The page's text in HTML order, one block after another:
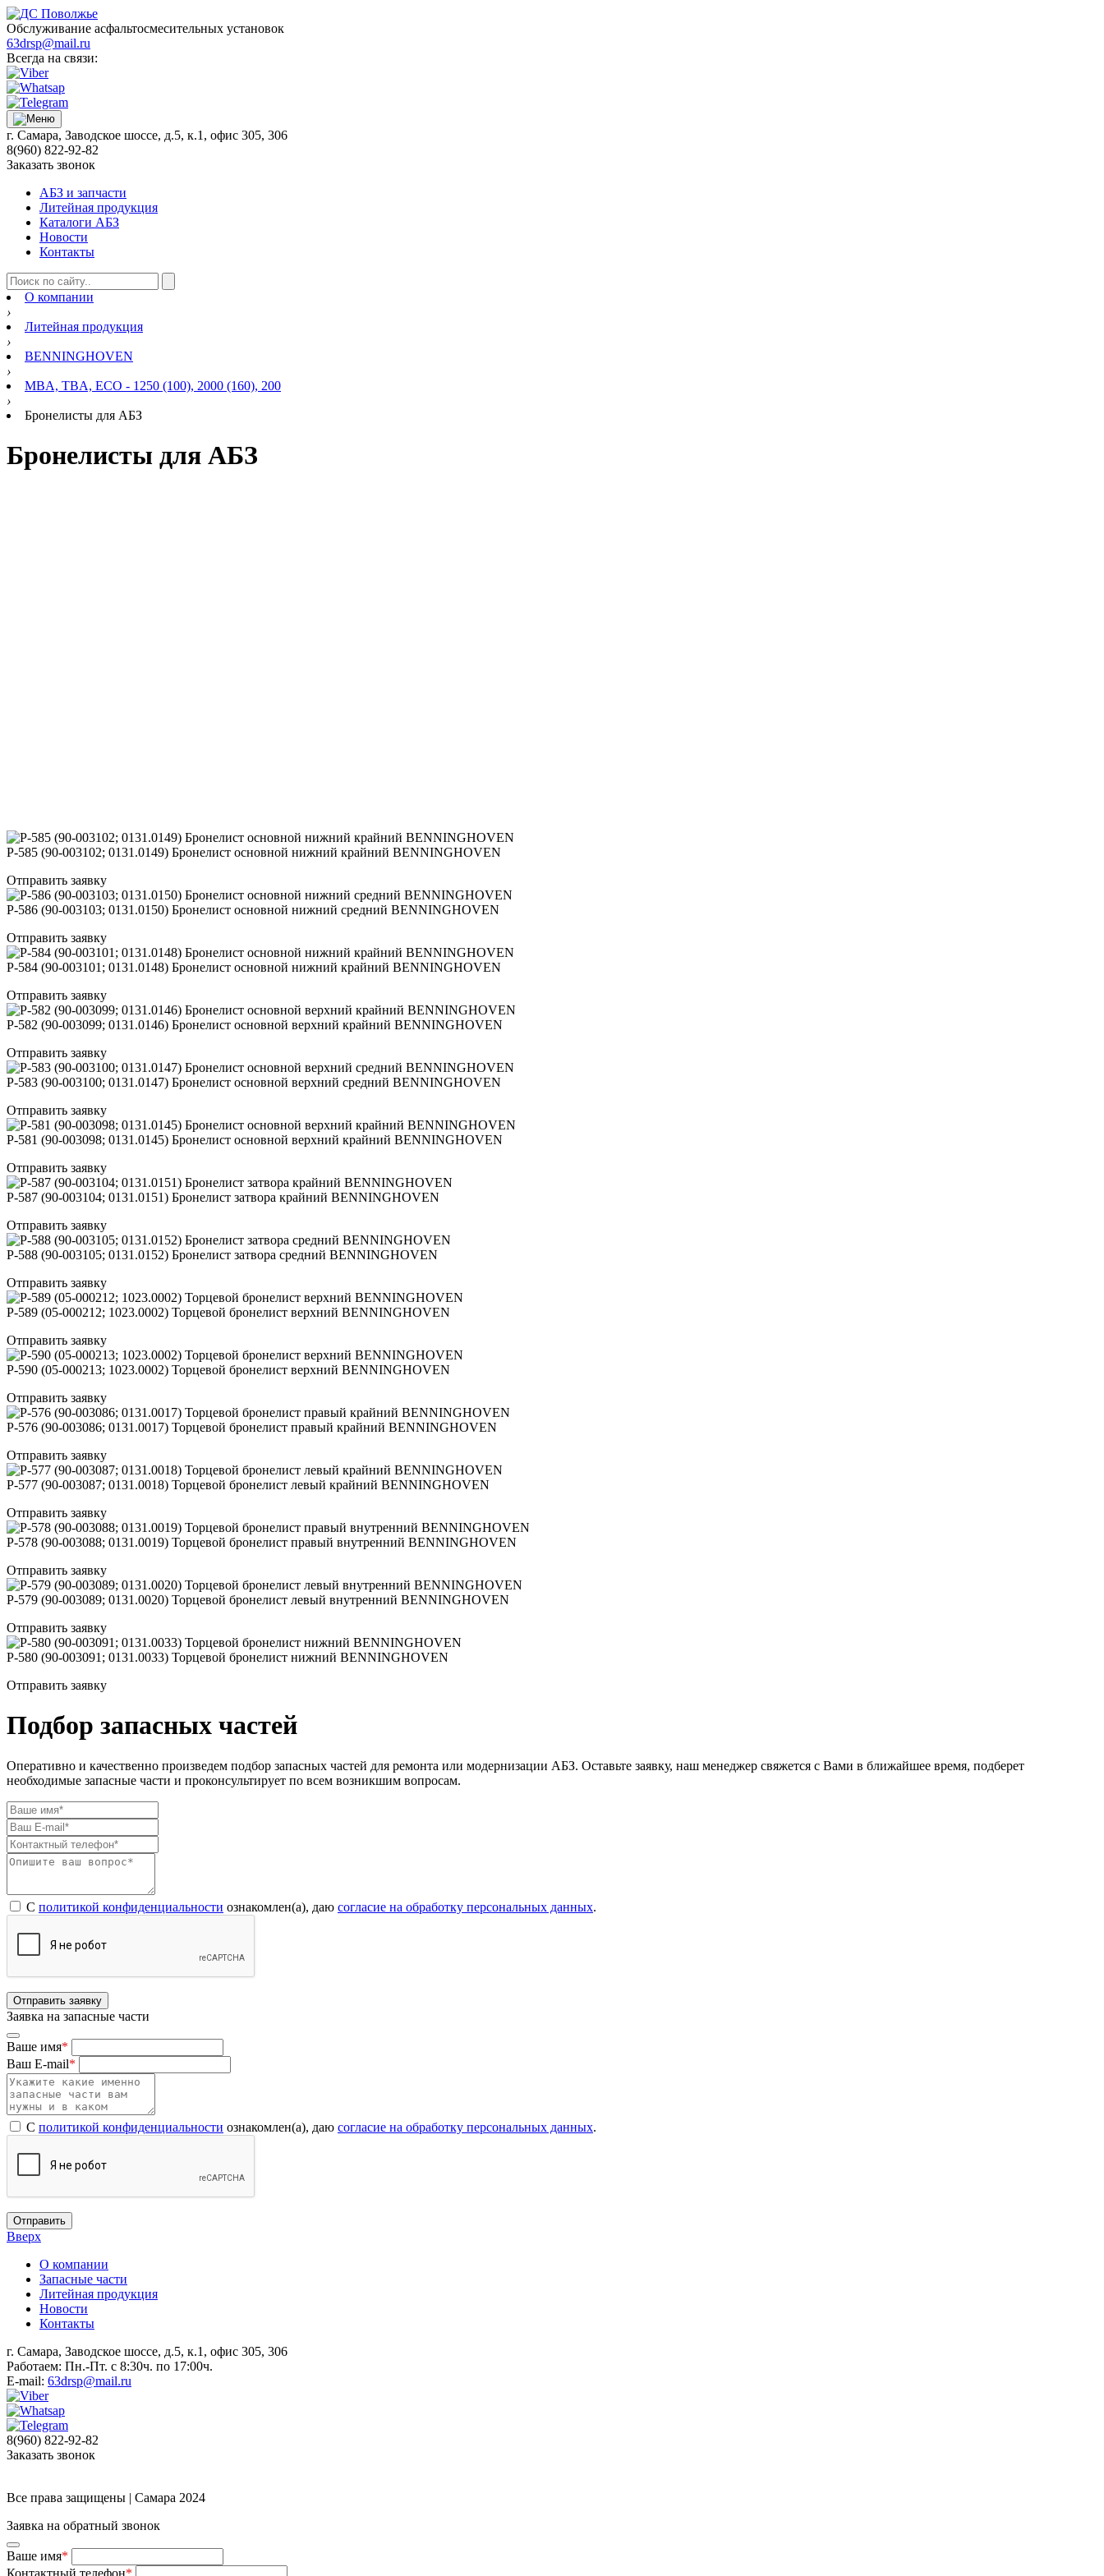
Обслуживание асфальтосмесительных установок
63drsp@mail.ru
Всегда на связи:
г. Самара, Заводское шоссе, д.5, к.1, офис 305, 306
8(960) 822-92-82
Заказать звонок
АБЗ и запчасти
Литейная продукция
Каталоги АБЗ
Новости
Контакты
О компании
›
Литейная продукция
›
BENNINGHOVEN
›
MBA, TBA, ECO - 1250 (100), 2000 (160), 200
›
Бронелисты для АБЗ
Бронелисты для АБЗ
Р-585 (90-003102; 0131.0149) Бронелист основной нижний крайний BENNINGHOVEN
Отправить заявку
Р-586 (90-003103; 0131.0150) Бронелист основной нижний средний BENNINGHOVEN
Отправить заявку
Р-584 (90-003101; 0131.0148) Бронелист основной нижний крайний BENNINGHOVEN
Отправить заявку
Р-582 (90-003099; 0131.0146) Бронелист основной верхний крайний BENNINGHOVEN
Отправить заявку
Р-583 (90-003100; 0131.0147) Бронелист основной верхний средний BENNINGHOVEN
Отправить заявку
Р-581 (90-003098; 0131.0145) Бронелист основной верхний крайний BENNINGHOVEN
Отправить заявку
Р-587 (90-003104; 0131.0151) Бронелист затвора крайний BENNINGHOVEN
Отправить заявку
Р-588 (90-003105; 0131.0152) Бронелист затвора средний BENNINGHOVEN
Отправить заявку
Р-589 (05-000212; 1023.0002) Торцевой бронелист верхний BENNINGHOVEN
Отправить заявку
Р-590 (05-000213; 1023.0002) Торцевой бронелист верхний BENNINGHOVEN
Отправить заявку
Р-576 (90-003086; 0131.0017) Торцевой бронелист правый крайний BENNINGHOVEN
Отправить заявку
Р-577 (90-003087; 0131.0018) Торцевой бронелист левый крайний BENNINGHOVEN
Отправить заявку
Р-578 (90-003088; 0131.0019) Торцевой бронелист правый внутренний BENNINGHOVEN
Отправить заявку
Р-579 (90-003089; 0131.0020) Торцевой бронелист левый внутренний BENNINGHOVEN
Отправить заявку
Р-580 (90-003091; 0131.0033) Торцевой бронелист нижний BENNINGHOVEN
Отправить заявку
Подбор запасных частей
Оперативно и качественно произведем подбор запасных частей для ремонта или модернизации АБЗ. Оставьте заявку, наш менеджер свяжется с Вами в ближайшее время, подберет
необходимые запасные части и проконсультирует по всем возникшим вопросам.
С политикой конфиденциальности ознакомлен(а), даю согласие на обработку персональных данных.
Отправить заявку
Заявка на запасные части
Ваше имя*
Ваш E-mail*
С политикой конфиденциальности ознакомлен(а), даю согласие на обработку персональных данных.
Отправить
Вверх
О компании
Запасные части
Литейная продукция
Новости
Контакты
г. Самара, Заводское шоссе, д.5, к.1, офис 305, 306
Работаем: Пн.-Пт. с 8:30ч. по 17:00ч.
E-mail: 63drsp@mail.ru
8(960) 822-92-82
Заказать звонок
Все права защищены | Самара 2024
Заявка на обратный звонок
Ваше имя*
Контактный телефон*